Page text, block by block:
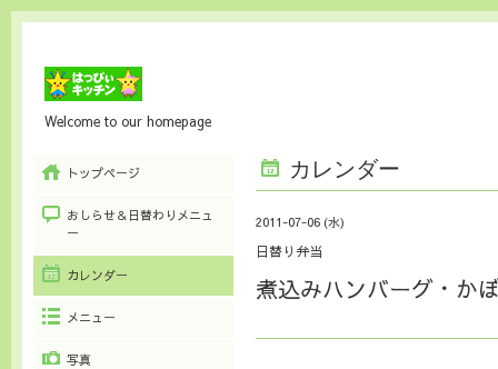
Welcome to our homepage
カレンダー
2011-07-06 (水)
日替り弁当
煮込みハンバーグ・か
トップページ
おしらせ＆日替わりメニュ
ー
カレンダー
メニュー
写真